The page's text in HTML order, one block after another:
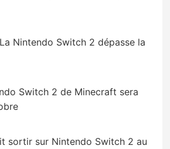
Nintendo Switch 2 dépasse la
Switch 2 de Minecraft sera
sortir sur Nintendo Switch 2 au